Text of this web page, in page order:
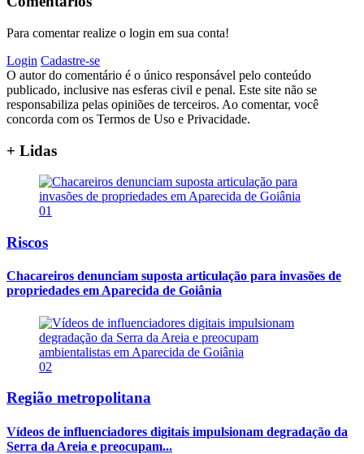
Para comentar realize o login em sua conta!
Login Cadastre-se
O autor do comentário é o único responsável pelo conteúdo
publicado, inclusive nas esferas civil e penal. Este site não se
responsabiliza pelas opiniões de terceiros. Ao comentar, você
concorda com os Termos de Uso e Privacidade.
+ Lidas
01
Riscos
Chacareiros denunciam suposta articulação para invasões de
propriedades em Aparecida de Goiânia
02
Região metropolitana
Vídeos de influenciadores digitais impulsionam degradação da
Serra da Areia e preocupam...